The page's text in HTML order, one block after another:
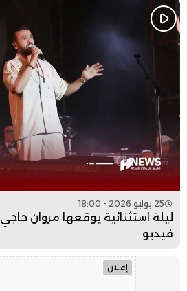
25 يوليو 2026 - 18:00
ليلة استثنائية يوقعها مروان
فيديو
إعلان